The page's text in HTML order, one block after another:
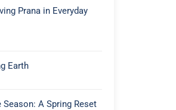
Prana in Everyday
Earth
A Spring Reset